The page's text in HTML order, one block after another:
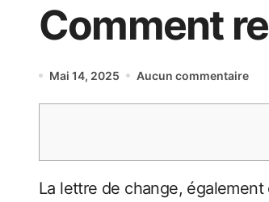
Comment
Mai 14, 2025 Aucun commentaire
La lettre de change, également connue sous le nom de traite ou LCR (Lettre de Change Relevé), est un instrument de paiement qui joue un